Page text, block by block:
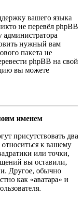
вашего языка
не перевёл phpBB
администратора
нужный вам
пакета не
phpBB на свой
вы можете
именем
присутствовать два
к вашему
или точки,
вы оставили,
Другое, обычно
как «аватара» и